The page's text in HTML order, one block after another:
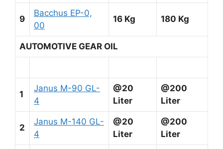
9
Bacchus EP-0,
00
16 Kg 180 Kg
AUTOMOTIVE GEAR OIL
1
Janus M-90 GL-
4
@20
Liter
@200
Liter
2
Janus M-140 GL-
4
@20
Liter
@200
Liter